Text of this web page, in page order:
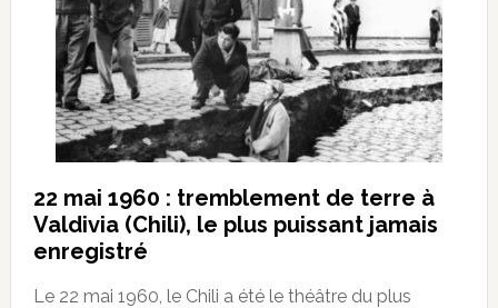
22 mai 1960 : tremblement de terre à
Valdivia (Chili), le plus puissant jamais
enregistré
Le 22 mai 1960, le Chili a été le théâtre du plus